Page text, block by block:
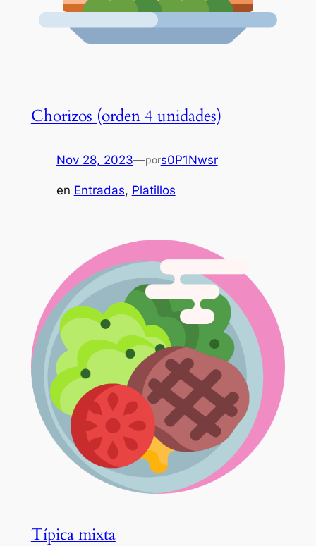
Chorizos (orden 4 unidades)
Nov 28, 2023—pors0P1Nwsr
en Entradas, Platillos
Típica mixta